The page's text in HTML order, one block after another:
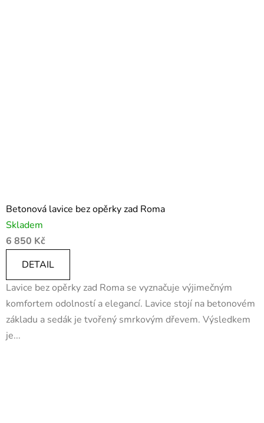
Betonová lavice bez opěrky zad Roma
Skladem
6 850 Kč
DETAIL
Lavice bez opěrky zad Roma se vyznačuje výjimečným
komfortem odolností a elegancí. Lavice stojí na betonovém
základu a sedák je tvořený smrkovým dřevem. Výsledkem
je...